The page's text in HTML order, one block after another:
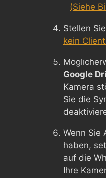
(Siehe
Stellen
kein
Google
Kamera
Sie die
Wenn Sie
haben,
auf die
Ihre